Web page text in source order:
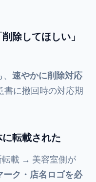
除してほしい」
速やかに削除対応
書に撤回時の対応期
転載された
転載 → 美容室側が
ーク・店名ロゴを必